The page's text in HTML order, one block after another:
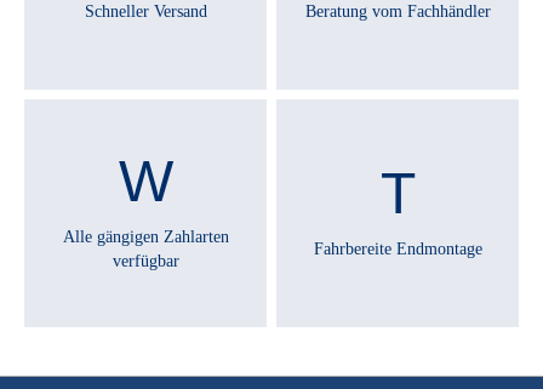
Schneller Versand Beratung vom Fachhändler
Alle gängigen Zahlarten
verfügbar
Fahrbereite Endmontage